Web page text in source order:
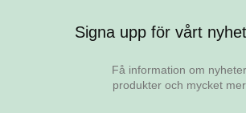
Signa upp för vårt
Få information om nyheter,
produkter och mycket mer.